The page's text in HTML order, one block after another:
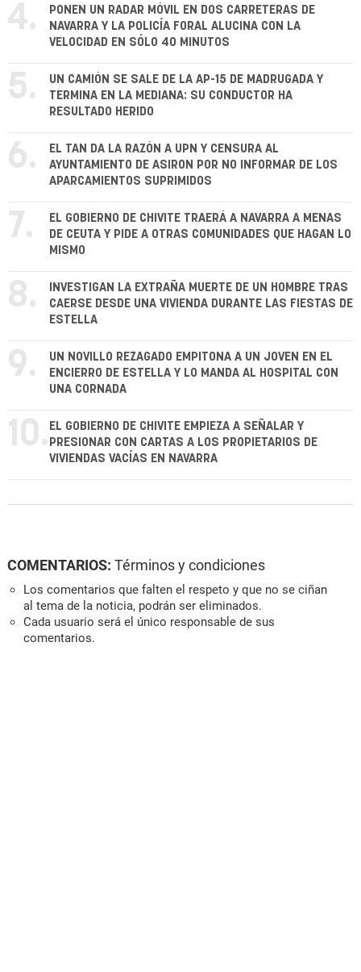
4.
PONEN UN RADAR MÓVIL EN DOS CARRETERAS DE
NAVARRA Y LA POLICÍA FORAL ALUCINA CON LA
VELOCIDAD EN SÓLO 40 MINUTOS
5.
UN CAMIÓN SE SALE DE LA AP-15 DE MADRUGADA Y
TERMINA EN LA MEDIANA: SU CONDUCTOR HA
RESULTADO HERIDO
6.
EL TAN DA LA RAZÓN A UPN Y CENSURA AL
AYUNTAMIENTO DE ASIRON POR NO INFORMAR DE LOS
APARCAMIENTOS SUPRIMIDOS
7.
EL GOBIERNO DE CHIVITE TRAERÁ A NAVARRA A MENAS
DE CEUTA Y PIDE A OTRAS COMUNIDADES QUE HAGAN LO
MISMO
8.
INVESTIGAN LA EXTRAÑA MUERTE DE UN HOMBRE TRAS
CAERSE DESDE UNA VIVIENDA DURANTE LAS FIESTAS DE
ESTELLA
9.
UN NOVILLO REZAGADO EMPITONA A UN JOVEN EN EL
ENCIERRO DE ESTELLA Y LO MANDA AL HOSPITAL CON
UNA CORNADA
10. EL GOBIERNO DE CHIVITE EMPIEZA A SEÑALAR Y
PRESIONAR CON CARTAS A LOS PROPIETARIOS DE
VIVIENDAS VACÍAS EN NAVARRA
COMENTARIOS: Términos y condiciones
Los comentarios que falten el respeto y que no se ciñan
al tema de la noticia, podrán ser eliminados.
Cada usuario será el único responsable de sus
comentarios.